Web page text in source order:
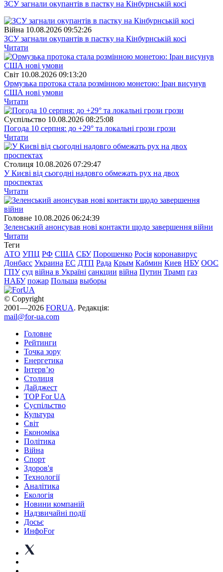
ЗСУ загнали окупантів в пастку на Кінбурнській косі
Війна 10.08.2026 09:52:26
ЗСУ загнали окупантів в пастку на Кінбурнській косі
Читати
Свiт 10.08.2026 09:13:20
Ормузька протока стала розмінною монетою: Іран висунув
США нові умови
Читати
Суспiльство 10.08.2026 08:25:08
Погода 10 серпня: до +29° та локальні грози грози
Читати
Столиця 10.08.2026 07:29:47
У Києві від сьогодні надовго обмежать рух на двох
проспектах
Читати
Головне 10.08.2026 06:24:39
Зеленський анонсував нові контакти щодо завершення війни
Читати
Теги
АТО УПЦ РФ США СБУ Порошенко Росія коронавирус
Донбасс Украина ЕС ДТП Рада Крым Кабмин Киев НБУ ООС
ГПУ суд війна в Україні санкции війна Путин Трамп газ
НАБУ пожар Польша выборы
© Copyright
2001—2026 FORUA. Редакція:
mail@for-ua.com
Головне
Рейтинги
Точка зору
Енергетика
Інтерв’ю
Столиця
Дайджест
TOP For UA
Суспiльство
Культура
Світ
Економіка
Політика
Війна
Спорт
Здоров'я
Технології
Аналітика
Екологія
Новини компаній
Надзвичайні події
Досьє
ИнфоFor